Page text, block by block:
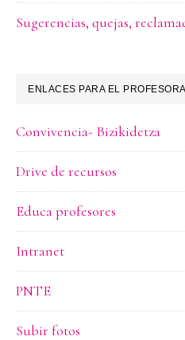
Sugerencias, quejas,
ENLACES PARA EL
Convivencia- Bizikidetza
Drive de recursos
Educa profesores
Intranet
PNTE
Subir fotos